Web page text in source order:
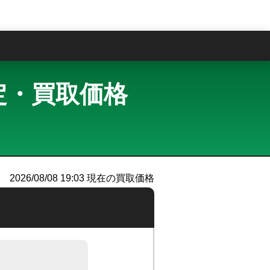
買取価格
2026/08/08 19:03 現在の買取価格